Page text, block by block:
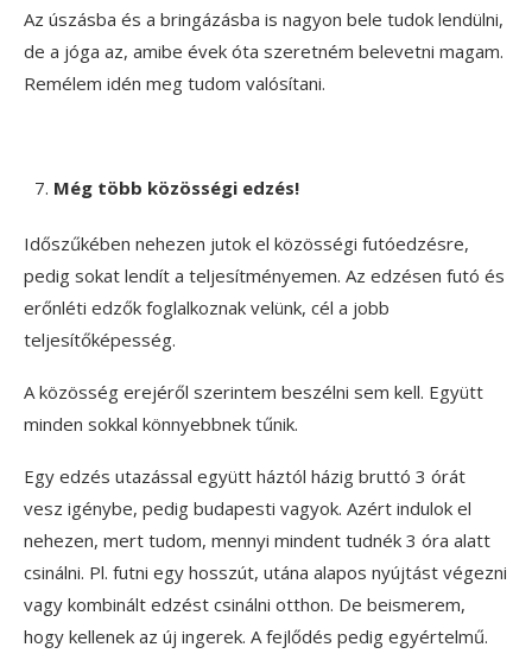
Az úszásba és a bringázásba is nagyon bele tudok lendülni,
de a jóga az, amibe évek óta szeretném belevetni magam.
Remélem idén meg tudom valósítani.
Még több közösségi edzés!
Időszűkében nehezen jutok el közösségi futóedzésre,
pedig sokat lendít a teljesítményemen. Az edzésen futó és
erőnléti edzők foglalkoznak velünk, cél a jobb
teljesítőképesség.
A közösség erejéről szerintem beszélni sem kell. Együtt
minden sokkal könnyebbnek tűnik.
Egy edzés utazással együtt háztól házig bruttó 3 órát
vesz igénybe, pedig budapesti vagyok. Azért indulok el
nehezen, mert tudom, mennyi mindent tudnék 3 óra alatt
csinálni. Pl. futni egy hosszút, utána alapos nyújtást végezni
vagy kombinált edzést csinálni otthon. De beismerem,
hogy kellenek az új ingerek. A fejlődés pedig egyértelmű.